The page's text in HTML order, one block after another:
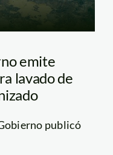
emite
lavado de
publicó